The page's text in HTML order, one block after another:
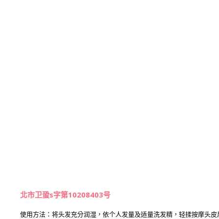
北市卫蛩s字第10208403号
使用方法：将头发充分润湿，依个人发量及适量洗发精，轻揉按摩头皮